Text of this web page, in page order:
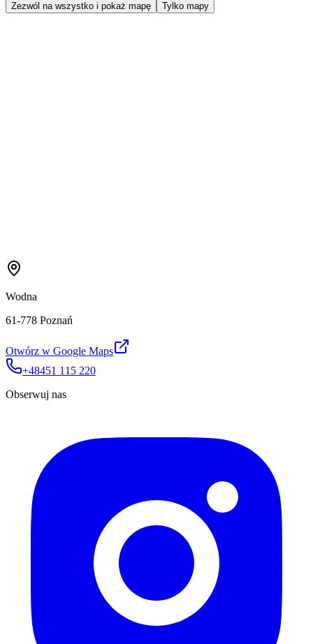
Zezwól na wszystko i pokaż mapę Tylko mapy
Wodna
61-778 Poznań
Otwórz w Google Maps
+48451 115 220
Obserwuj nas